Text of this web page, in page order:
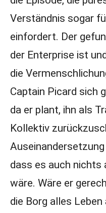
Verständnis sogar
einfordert. Der
der Enterprise ist
die
Captain Picard sich
da er plant, ihn als
Kollektiv
dass es auch nichts
wäre. Wäre er
die Borg alles